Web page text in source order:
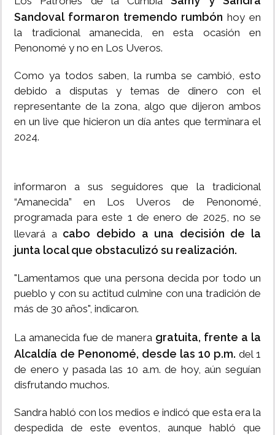
Sandoval formaron tremendo rumbónhoy en
la tradicional amanecida, en esta ocasión en
Penonomé y no en Los Uveros.
Como ya todos saben, la rumba se cambió, esto
debido a disputas y temas de dinero con el
representante de la zona, algo que dijeron ambos
en un live que hicieron un día antes que terminara el
2024.
informaron a sus seguidores que la tradicional
“Amanecida” en Los Uveros de Penonomé,
programada para este 1 de enero de 2025, no se
llevará acabo debido a una decisión de la
junta local que obstaculizó su realización.
"Lamentamos que una persona decida por todo un
pueblo y con su actitud culmine con una tradición de
más de 30 años", indicaron.
La amanecida fue de manera gratuita, frente a la
Alcaldía de Penonomé, desde las 10 p.m. del 1
de enero y pasada las 10 a.m. de hoy, aún seguían
disfrutando muchos.
Sandra habló con los medios e indicó que esta era la
despedida de este eventos, aunque habló que